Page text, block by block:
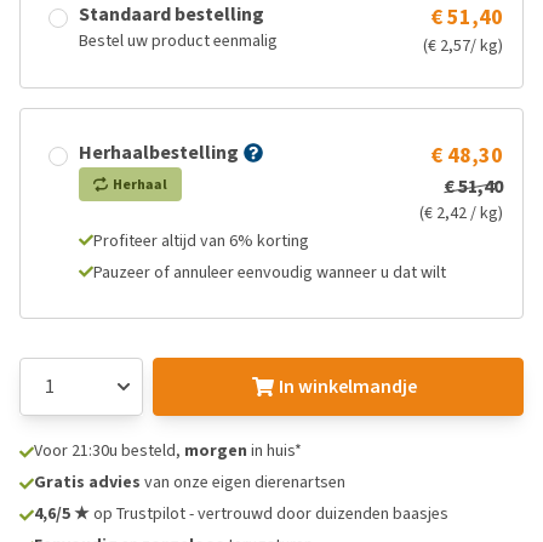
Standaard bestelling
Bestel uw product eenmalig
€ 51,40
(€ 2,57/ kg)
Herhaalbestelling
Herhaal
€ 48,30
€ 51,40
(€ 2,42 / kg)
Profiteer altijd van 6% korting
Pauzeer of annuleer eenvoudig wanneer u dat wilt
In winkelmandje
Voor 21:30u besteld, morgen in huis*
Gratis advies van onze eigen dierenartsen
4,6/5 ★op Trustpilot - vertrouwd door duizenden baasjes